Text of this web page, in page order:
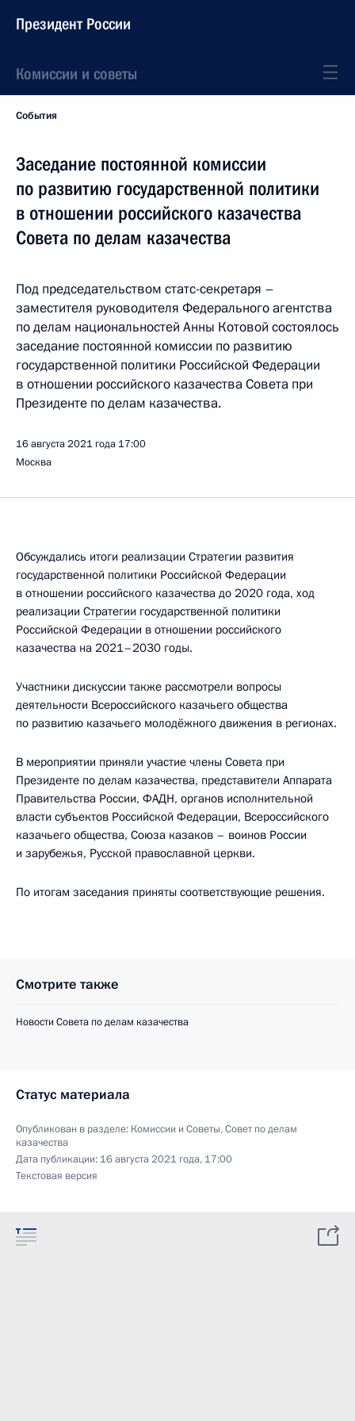
Президент России
Комиссии и советы
События
Заседание постоянной комиссии
по развитию государственной политики
в отношении российского казачества
Совета по делам казачества
Под председательством статс-секретаря –
заместителя руководителя Федерального агентства
по делам национальностей Анны Котовой состоялось
заседание постоянной комиссии по развитию
государственной политики Российской Федерации
в отношении российского казачества Совета при
Президенте по делам казачества.
16 августа 2021 года 17:00
Москва
Обсуждались итоги реализации Стратегии развития
государственной политики Российской Федерации
в отношении российского казачества до 2020 года, ход
реализации Стратегии государственной политики
Российской Федерации в отношении российского
казачества на 2021–2030 годы.
Участники дискуссии также рассмотрели вопросы
деятельности Всероссийского казачьего общества
по развитию казачьего молодёжного движения в регионах.
В мероприятии приняли участие члены Совета при
Президенте по делам казачества, представители Аппарата
Правительства России, ФАДН, органов исполнительной
власти субъектов Российской Федерации, Всероссийского
казачьего общества, Союза казаков – воинов России
и зарубежья, Русской православной церкви.
По итогам заседания приняты соответствующие решения.
Смотрите также
Новости Совета по делам казачества
Статус материала
Опубликован в разделе: Комиссии и Советы,Совет по делам
казачества
Дата публикации: 16 августа 2021 года, 17:00
Текстовая версия